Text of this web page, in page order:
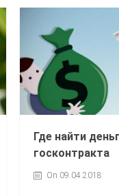
Где найти
госконтракта
On 09.04.2018